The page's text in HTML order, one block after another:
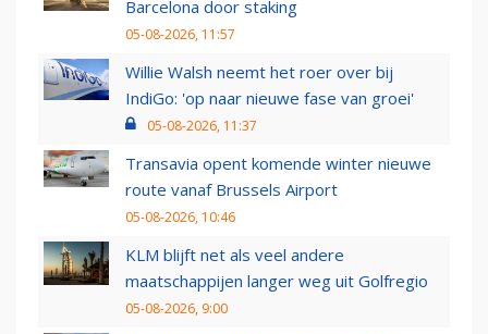
Barcelona door staking
05-08-2026, 11:57
Willie Walsh neemt het roer over bij
IndiGo: 'op naar nieuwe fase van groei'
05-08-2026, 11:37
Transavia opent komende winter nieuwe
route vanaf Brussels Airport
05-08-2026, 10:46
KLM blijft net als veel andere
maatschappijen langer weg uit Golfregio
05-08-2026, 9:00